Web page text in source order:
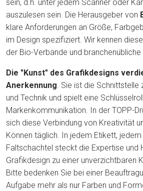
sein, d.h. unter jedem Scanner oder
auszulesen sein. Die Herausgeber von
klare Anforderungen an Größe,
im Design spezifiziert. Wir kennen
der Bio-Verbände und
Die "Kunst" des Grafikdesigns
Anerkennung. Sie ist die
und Technik und spielt eine
Markenkommunikation. In der TOPP-
sich diese Verbindung von Kreativität
Können täglich. In jedem Etikett,
Faltschachtel steckt die Expertise und
Grafikdesign zu einer unverzichtbaren
Bitte bedenken Sie bei einer
Aufgabe mehr als nur Farben und